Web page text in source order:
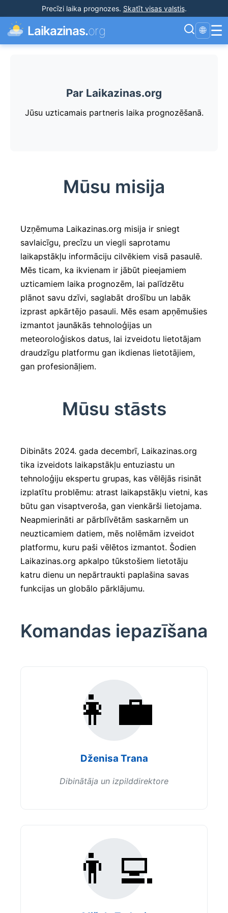
Precīzi laika prognozes. Skatīt visas valstis.
Laikazinas.org 🌐 ☰
Par Laikazinas.org
Jūsu uzticamais partneris laika prognozēšanā.
Mūsu misija
Uzņēmuma Laikazinas.org misija ir sniegt
savlaicīgu, precīzu un viegli saprotamu
laikapstākļu informāciju cilvēkiem visā pasaulē.
Mēs ticam, ka ikvienam ir jābūt pieejamiem
uzticamiem laika prognozēm, lai palīdzētu
plānot savu dzīvi, saglabāt drošību un labāk
izprast apkārtējo pasauli. Mēs esam apņēmušies
izmantot jaunākās tehnoloģijas un
meteoroloģiskos datus, lai izveidotu lietotājam
draudzīgu platformu gan ikdienas lietotājiem,
gan profesionāļiem.
Mūsu stāsts
Dibināts 2024. gada decembrī, Laikazinas.org
tika izveidots laikapstākļu entuziastu un
tehnoloģiju ekspertu grupas, kas vēlējās risināt
izplatītu problēmu: atrast laikapstākļu vietni, kas
būtu gan visaptveroša, gan vienkārši lietojama.
Neapmierināti ar pārblīvētām saskarnēm un
neuzticamiem datiem, mēs nolēmām izveidot
platformu, kuru paši vēlētos izmantot. Šodien
Laikazinas.org apkalpo tūkstošiem lietotāju
katru dienu un nepārtraukti paplašina savas
funkcijas un globālo pārklājumu.
Komandas iepazīšana
👩‍💼
Dženisa Trana
Dibinātāja un izpilddirektore
👨‍💻